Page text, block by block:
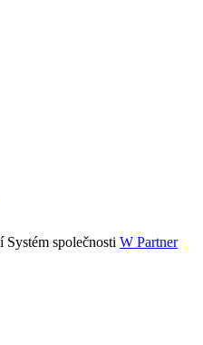
společnosti W Partner